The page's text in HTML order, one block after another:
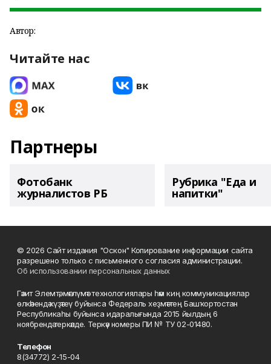
Автор:
Читайте нас
Партнеры
Фотобанк
журналистов РБ
Рубрика "Еда и
напитки"
© 2026 Сайт издания "Оскон" Копирование информации сайта
разрешено только с письменного согласия администрации.
Об использовании персональных данных
Гәзит Элемтә, мәғлүмәт технологиялары һәм киң коммуникациялар
өлкәһендә күҙәтеү буйынса Федераль хеҙмәттең Башҡортостан
Республикаһы буйынса идаралығында 2015 йылдың 6
ноябрендә теркәлде. Теркәү номеры ПИ № ТУ 02-01480.
Телефон
8(34772) 2-15-04